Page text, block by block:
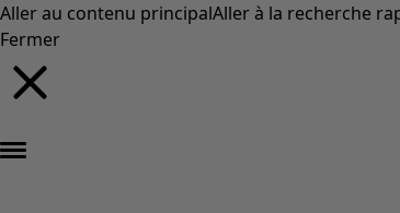
Aller au contenu principalAller à la recherche
Fermer